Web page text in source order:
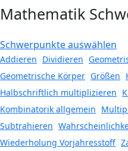
Mathematik
Schwerpunkte auswählen
Addieren Dividieren
Geometrische Körper Größen
Halbschriftlich multiplizieren
Kombinatorik allgemein
Subtrahieren
Wiederholung Vorjahresstoff